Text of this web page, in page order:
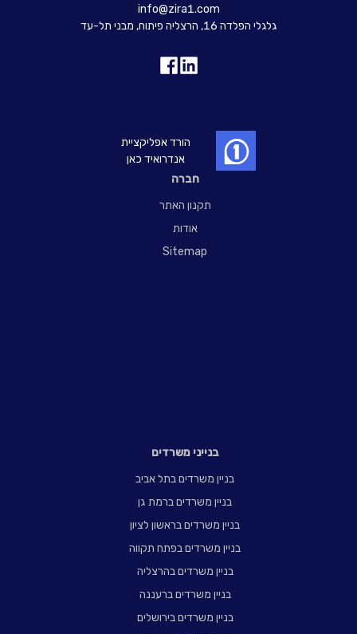
חברה
תקנון האתר
אודות
Sitemap
בנייני משרדים
בניין משרדים בתל אביב
בניין משרדים ברמת גן
בניין משרדים בראשון לציון
בניין משרדים בפתח תקווה
בניין משרדים בהרצליה
בניין משרדים ברעננה
בניין משרדים בירושלים
info@zira1.com
גלגלי הפלדה 16, הרצליה פיתוח, מבני תל-עד
הורד אפליקציית
אנדרואיד כאן